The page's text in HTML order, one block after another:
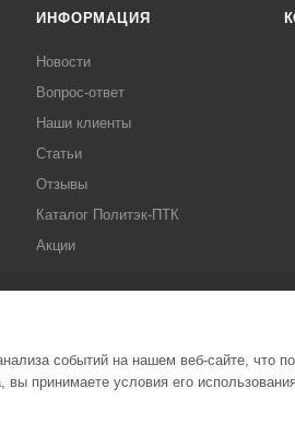
ИНФОРМАЦИЯ
Новости
Вопрос-ответ
Наши клиенты
Статьи
Отзывы
Каталог Политэк-ПТК
Акции
Политика
событий на нашем веб-сайте, что
принимаете условия его